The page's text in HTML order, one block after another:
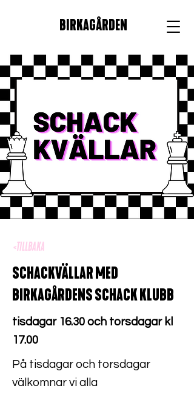
BIRKAGÅRDEN
<TILLBAKA
SCHACKVÄLLAR MED
BIRKAGÅRDENS SCHACK KLUBB
tisdagar 16.30 och torsdagar kl
17.00
På tisdagar och torsdagar
välkomnar vi alla